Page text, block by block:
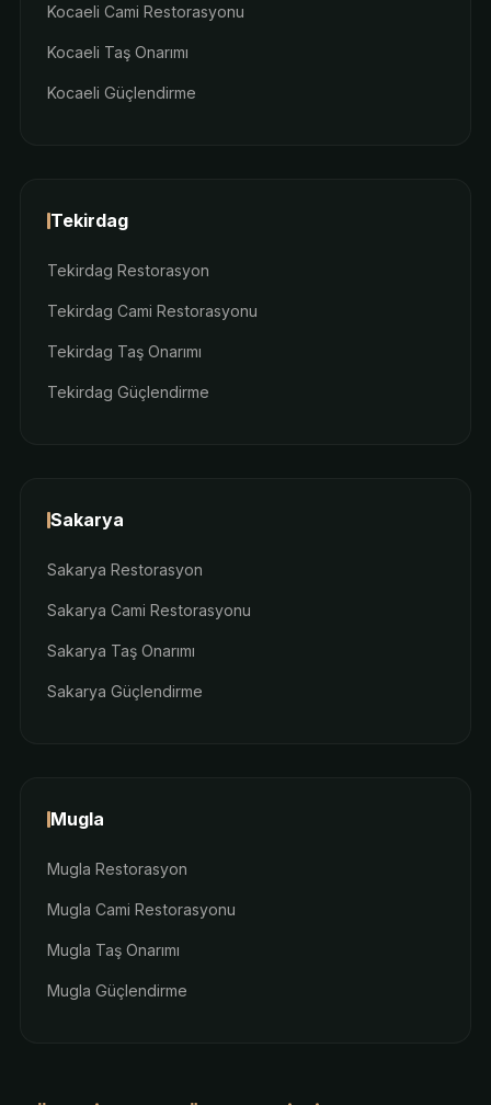
Kocaeli Cami Restorasyonu
Kocaeli Taş Onarımı
Kocaeli Güçlendirme
Tekirdag
Tekirdag Restorasyon
Tekirdag Cami Restorasyonu
Tekirdag Taş Onarımı
Tekirdag Güçlendirme
Sakarya
Sakarya Restorasyon
Sakarya Cami Restorasyonu
Sakarya Taş Onarımı
Sakarya Güçlendirme
Mugla
Mugla Restorasyon
Mugla Cami Restorasyonu
Mugla Taş Onarımı
Mugla Güçlendirme